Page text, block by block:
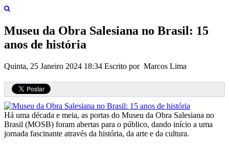
Museu da Obra Salesiana no Brasil: 15
anos de história
Quinta, 25 Janeiro 2024 18:34 Escrito por Marcos Lima
Há uma década e meia, as portas do Museu da Obra Salesiana no
Brasil (MOSB) foram abertas para o público, dando início a uma
jornada fascinante através da história, da arte e da cultura.